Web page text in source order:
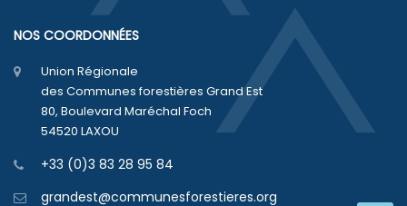
NOS COORDONNÉES
Union Régionale
des Communes forestières Grand Est
80, Boulevard Maréchal Foch
54520 LAXOU
+33 (0)3 83 28 95 84
grandest@communesforestieres.org